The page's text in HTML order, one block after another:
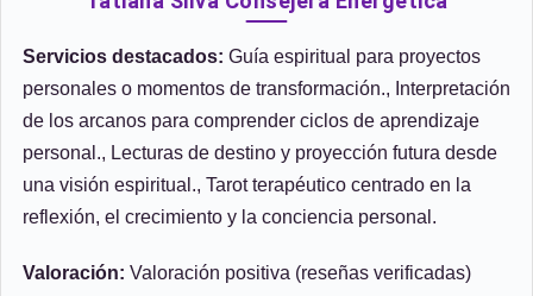
Servicios destacados: Guía espiritual para proyectos
personales o momentos de transformación., Interpretación
de los arcanos para comprender ciclos de aprendizaje
personal., Lecturas de destino y proyección futura desde
una visión espiritual., Tarot terapéutico centrado en la
reflexión, el crecimiento y la conciencia personal.
Valoración: Valoración positiva (reseñas verificadas)